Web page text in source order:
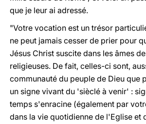
que je leur ai adressé.
"Votre vocation est un trésor
ne peut jamais cesser de prier pour
Jésus Christ suscite dans les âmes
religieuses. De fait, celles-ci sont,
communauté du peuple de Dieu que
un signe vivant du 'sièclé à venir' :
temps s'enracine (également par
dans la vie quotidienne de l'Eglise et